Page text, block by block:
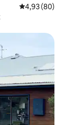
Évaluation
4,93 (80)